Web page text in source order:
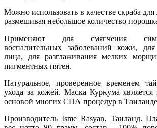
Можно использовать в качестве скраба для
размешивая небольшое количество
Применяют для смягчения
воспалительных заболеваний кожи,
лица, для разглаживания мелких
пигментных пятен.
Натуральное, проверенное временем
ухода за кожей. Маска Куркума является
основой многих СПА процедур в
Производитель Isme Rasyan, Таиланд.